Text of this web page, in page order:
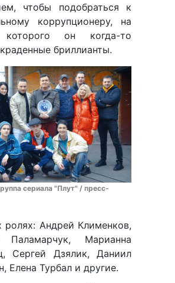
чтобы подобраться к
коррупционеру, на
которого он когда-то
бриллианты.
сериала "Плут" / пресс-
ролях: Андрей Клименков,
Паламарчук, Марианна
Сергей Дзялик, Даниил
Елена Турбал и другие.